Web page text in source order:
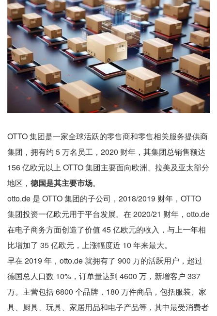
OTTO 集团是一家全球活跃的零售商和零售相关服务提供商
集团，拥有约 5 万名员工，2020 财年，其集团总销售额达
156 亿欧元以上 OTTO 集团主要面向欧洲、拉美及亚太部分
地区， 德国是其主要市场。
otto.de 是 OTTO 集团的子公司，2018/2019 财年，OTTO
集团投资一亿欧元用于平台发展。在 2020/21 财年，otto.de
在电子商务方面创造了价值 45 亿欧元的收入，与上一年相
比增加了 35 亿欧元，上涨幅度近 10 年来最大。
早在 2019 年，otto.de 就拥有了 900 万的活跃用户，超过
德国总人口数 10%，订单量达到 4600 万，新增客户 337
万。主营包括 6800 个品牌，180 万件商品，包括服装、家
具、厨具、玩具、家居用品和电子产品等，其中最受消费者